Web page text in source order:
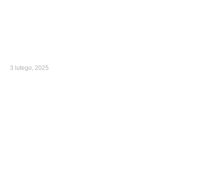
3 lutego, 2025